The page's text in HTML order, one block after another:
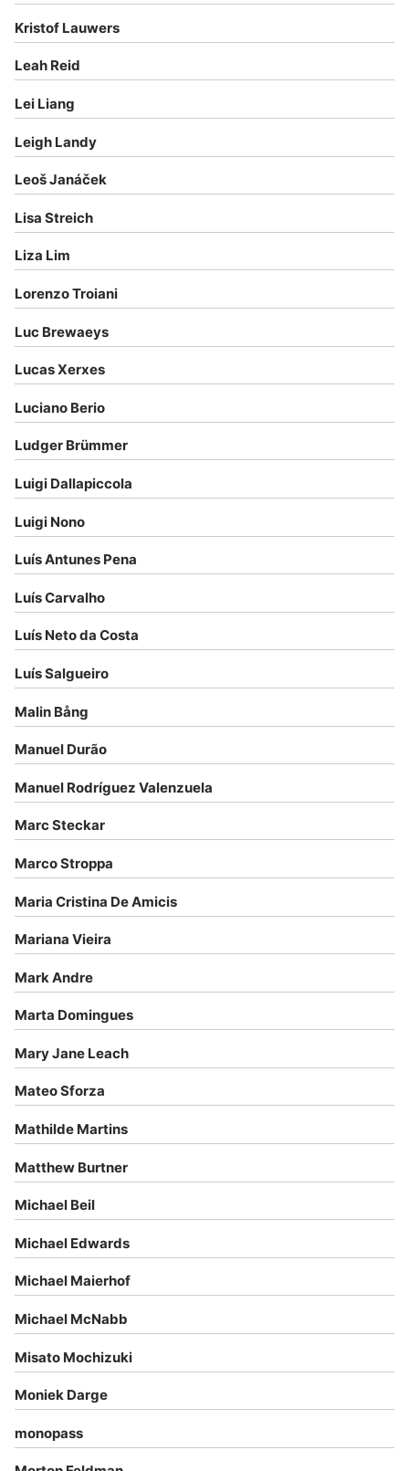
Kristof Lauwers
Leah Reid
Lei Liang
Leigh Landy
Leoš Janáček
Lisa Streich
Liza Lim
Lorenzo Troiani
Luc Brewaeys
Lucas Xerxes
Luciano Berio
Ludger Brümmer
Luigi Dallapiccola
Luigi Nono
Luís Antunes Pena
Luís Carvalho
Luís Neto da Costa
Luís Salgueiro
Malin Bång
Manuel Durão
Manuel Rodríguez Valenzuela
Marc Steckar
Marco Stroppa
Maria Cristina De Amicis
Mariana Vieira
Mark Andre
Marta Domingues
Mary Jane Leach
Mateo Sforza
Mathilde Martins
Matthew Burtner
Michael Beil
Michael Edwards
Michael Maierhof
Michael McNabb
Misato Mochizuki
Moniek Darge
monopass